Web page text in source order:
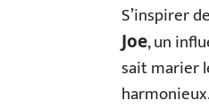
S’inspirer
Joe, un
sait marier